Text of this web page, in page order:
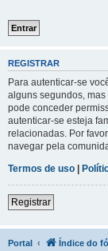
REGISTRAR
Para autenticar-se
alguns segundos,
pode conceder
autenticar-se esteja
relacionadas. Por
navegar pela
Termos de uso |
Registrar
Portal Índice do